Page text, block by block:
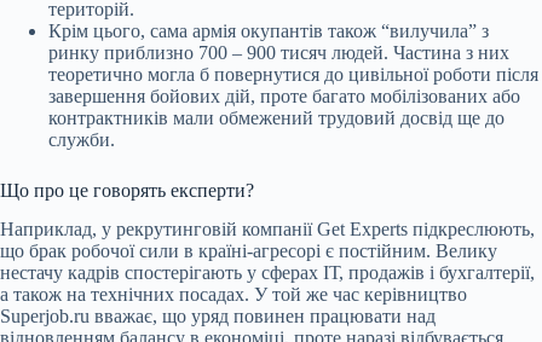
територій.
Крім цього, сама армія окупантів також “вилучила” з
ринку приблизно 700 – 900 тисяч людей. Частина з них
теоретично могла б повернутися до цивільної роботи після
завершення бойових дій, проте багато мобілізованих або
контрактників мали обмежений трудовий досвід ще до
служби.
Що про це говорять експерти?
Наприклад, у рекрутинговій компанії Get Experts підкреслюють,
що брак робочої сили в країні-агресорі є постійним. Велику
нестачу кадрів спостерігають у сферах ІТ, продажів і бухгалтерії,
а також на технічних посадах. У той же час керівництво
Superjob.ru вважає, що уряд повинен працювати над